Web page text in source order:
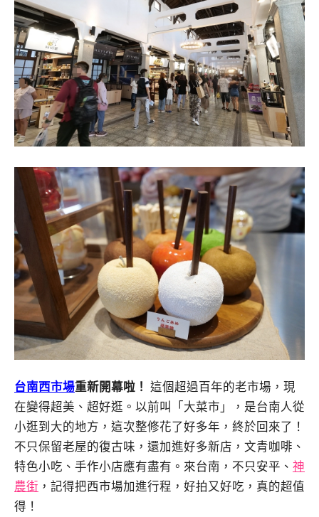
台南西市場重新開幕啦！ 這個超過百年的老市場，現
在變得超美、超好逛。以前叫「大菜市」，是台南人從
小逛到大的地方，這次整修花了好多年，終於回來了！
不只保留老屋的復古味，還加進好多新店，文青咖啡、
特色小吃、手作小店應有盡有。來台南，不只安平、 神
農街 ，記得把西市場加進行程，好拍又好吃，真的超值
得！